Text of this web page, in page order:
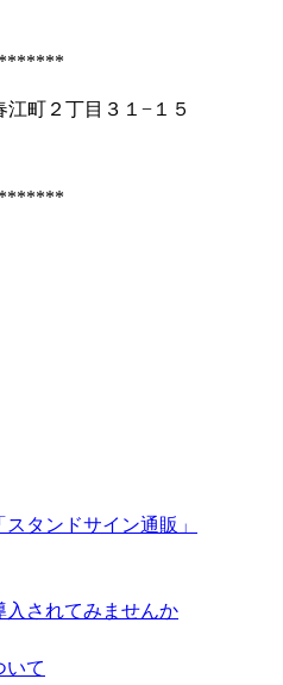
江町２丁目３１−１５
タンドサイン通販」
入されてみませんか
いて